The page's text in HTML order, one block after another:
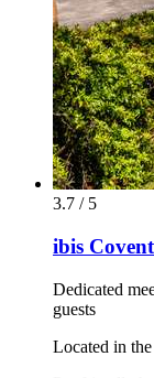
3.7 / 5
ibis
Dedicated
guests
Located in